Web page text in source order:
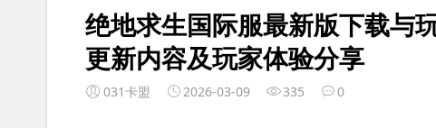
绝地求生国际服最新版下载与
更新内容及玩家体验分享
031卡盟 2026-03-09 335 0